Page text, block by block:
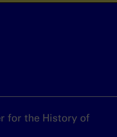
for the History of